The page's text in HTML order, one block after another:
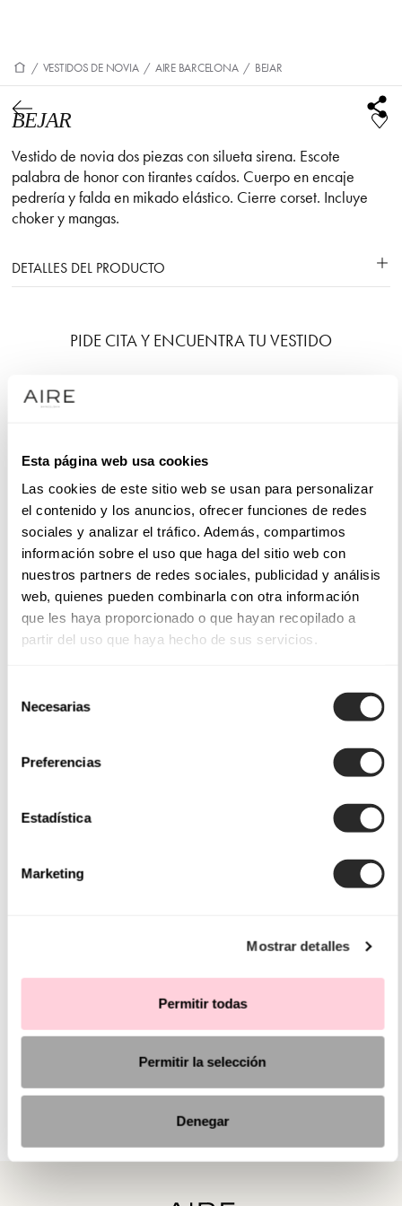
Esta página web usa cookies
Las cookies de este sitio web se usan para personalizar
el contenido y los anuncios, ofrecer funciones de redes
sociales y analizar el tráfico. Además, compartimos
información sobre el uso que haga del sitio web con
nuestros partners de redes sociales, publicidad y análisis
web, quienes pueden combinarla con otra información
que les haya proporcionado o que hayan recopilado a
partir del uso que haya hecho de sus servicios.
Necesarias
Preferencias
Estadística
Marketing
Mostrar detalles
Permitir todas
Permitir la selección
Denegar
/ VESTIDOS DE NOVIA / AIRE BARCELONA / BEJAR
BEJAR
Vestido de novia dos piezas con silueta sirena. Escote
palabra de honor con tirantes caídos. Cuerpo en encaje
pedrería y falda en mikado elástico. Cierre corset. Incluye
choker y mangas.
DETALLES DEL PRODUCTO
PIDE CITA Y ENCUENTRA TU VESTIDO